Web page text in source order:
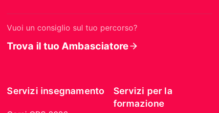
Vuoi un consiglio sul tuo percorso?
Trova il tuo Ambasciatore
Servizi insegnamento
Servizi per la
formazione